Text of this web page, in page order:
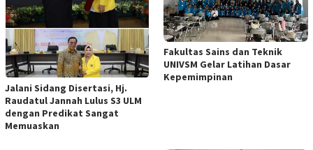
Jalani Sidang Disertasi, Hj.
Raudatul Jannah Lulus S3 ULM
dengan Predikat Sangat
Memuaskan
Fakultas Sains dan Teknik
UNIVSM Gelar Latihan Dasar
Kepemimpinan